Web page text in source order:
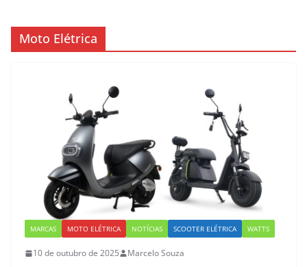
Moto Elétrica
MARCAS MOTO ELÉTRICA NOTÍCIAS SCOOTER ELÉTRICA WATTS
10 de outubro de 2025 Marcelo Souza